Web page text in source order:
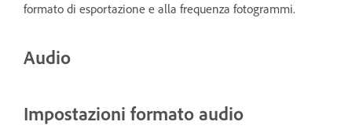
formato di esportazione e alla frequenza fotogrammi.
Audio
Impostazioni formato audio